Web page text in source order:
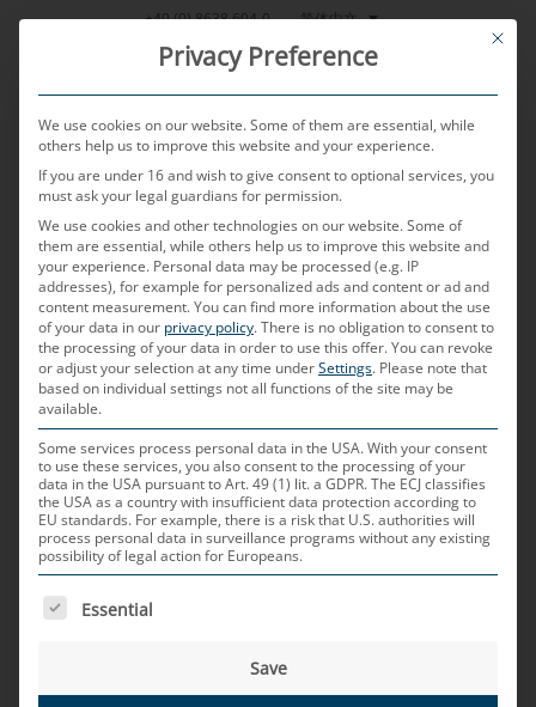
+49 (0) 8638 604-0 简体中文
MENU
POSTED ON2023年12月18日 BYCHRISTIAN NEULINGER
FPD-Link
FPD-Link代表什么？
“FPD-Link”这一术语是指德州仪器（TI）的视频接
口，可在车内进行串行数据传输。“视频串行通讯”这
一缩写也表明，它通常用于笔记本电脑、纯平显示器
或者LCD电视。在该点对点接口中，图形处理器的输
出端与显示屏相连。平行铺设的视频信号线在发射器
芯片中串行化，然后在接收器芯片中重新解串。因此
在这方面有哪些芯片制造商？
This
Privacy Preference
We use cookies on our website. Some of them are essential, while
others help us to improve this website and your experience.
If you are under 16 and wish to give consent to optional services, you
must ask your legal guardians for permission.
We use cookies and other technologies on our website. Some of
them are essential, while others help us to improve this website and
your experience. Personal data may be processed (e.g. IP
addresses), for example for personalized ads and content or ad and
content measurement.You can find more information about the use
of your data in our privacy policy.There is no obligation to consent to
the processing of your data in order to use this offer.You can revoke
or adjust your selection at any time underSettings. Please note that
based on individual settings not all functions of the site may be
available.
Some services process personal data in the USA. With your consent
to use these services, you also consent to the processing of your
data in the USA pursuant to Art. 49 (1) lit. a GDPR. The ECJ classifies
the USA as a country with insufficient data protection according to
EU standards. For example, there is a risk that U.S. authorities will
process personal data in surveillance programs without any existing
possibility of legal action for Europeans.
THE FOLLOWING IS A LIST OF SERVICE GROUPS FOR
Essential
Save